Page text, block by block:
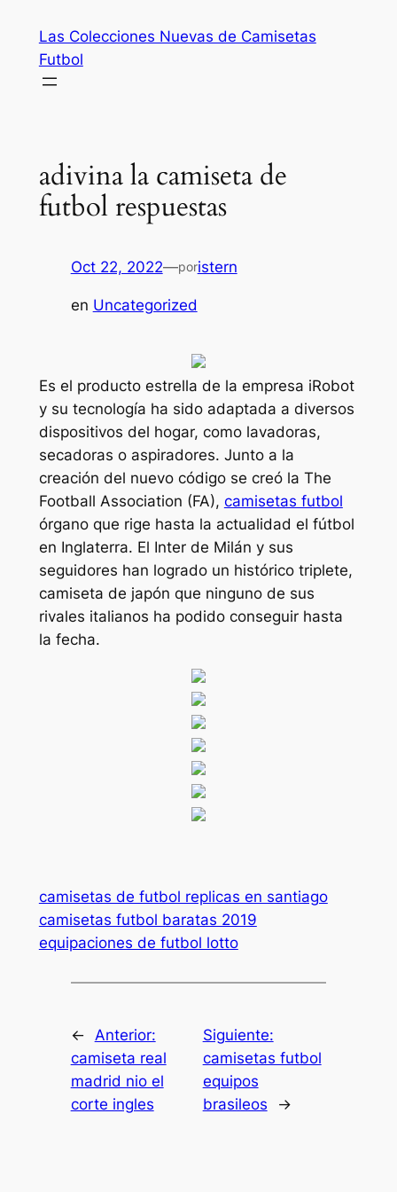
contenido
Las Colecciones Nuevas de Camisetas
Futbol
adivina la camiseta de
futbol respuestas
Oct 22, 2022—poristern
en Uncategorized
Es el producto estrella de la empresa iRobot
y su tecnología ha sido adaptada a diversos
dispositivos del hogar, como lavadoras,
secadoras o aspiradores. Junto a la
creación del nuevo código se creó la The
Football Association (FA), camisetas futbol
órgano que rige hasta la actualidad el fútbol
en Inglaterra. El Inter de Milán y sus
seguidores han logrado un histórico triplete,
camiseta de japón que ninguno de sus
rivales italianos ha podido conseguir hasta
la fecha.
camisetas de futbol replicas en santiago
camisetas futbol baratas 2019
equipaciones de futbol lotto
←
Anterior:
camiseta real
madrid nio el
corte ingles
Siguiente:
camisetas futbol
equipos
brasileos
→